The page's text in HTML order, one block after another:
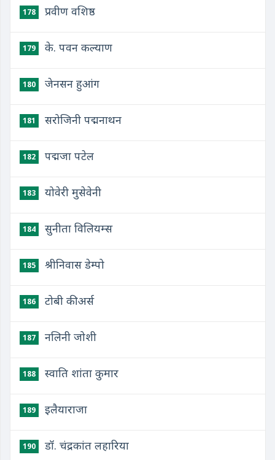
178 प्रवीण वशिष्ठ
179 के. पवन कल्याण
180 जेनसन हुआंग
181 सरोजिनी पद्मनाथन
182 पद्मजा पटेल
183 योवेरी मुसेवेनी
184 सुनीता विलियम्स
185 श्रीनिवास डेम्पो
186 टोबी कीअर्स
187 नलिनी जोशी
188 स्वाति शांता कुमार
189 इलैयाराजा
190 डॉ. चंद्रकांत लहारिया